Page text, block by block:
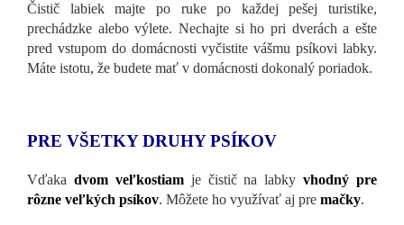
Čistič labiek majte po ruke po každej pešej turistike,
prechádzke alebo výlete. Nechajte si ho pri dverách a ešte
pred vstupom do domácnosti vyčistite vášmu psíkovi labky.
Máte istotu, že budete mať v domácnosti dokonalý poriadok.
PRE VŠETKY DRUHY PSÍKOV
Vďaka dvom veľkostiam je čistič na labkyvhodný pre
rôzne veľkých psíkov. Môžete ho využívať aj pre mačky.